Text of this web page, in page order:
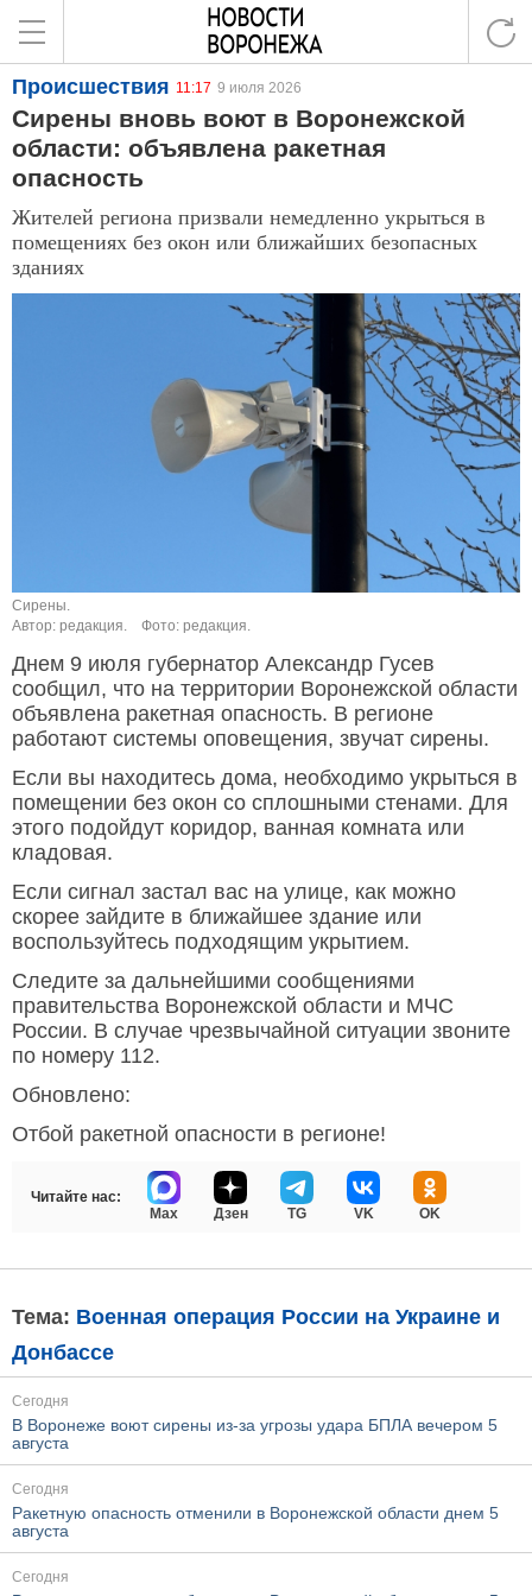
Происшествия 11:17 9 июля 2026
Сирены вновь воют в Воронежской
области: объявлена ракетная
опасность
Жителей региона призвали немедленно укрыться в
помещениях без окон или ближайших безопасных
зданиях
Сирены.
Автор: редакция.
Фото: редакция.
Днем 9 июля губернатор Александр Гусев
сообщил, что на территории Воронежской области
объявлена ракетная опасность. В регионе
работают системы оповещения, звучат сирены.
Если вы находитесь дома, необходимо укрыться в
помещении без окон со сплошными стенами. Для
этого подойдут коридор, ванная комната или
кладовая.
Если сигнал застал вас на улице, как можно
скорее зайдите в ближайшее здание или
воспользуйтесь подходящим укрытием.
Следите за дальнейшими сообщениями
правительства Воронежской области и МЧС
России. В случае чрезвычайной ситуации звоните
по номеру 112.
Обновлено:
Отбой ракетной опасности в регионе!
Читайте нас:
Max
Дзен TG VK OK
Тема: Военная операция России на Украине и
Донбассе
Сегодня
В Воронеже воют сирены из-за угрозы удара БПЛА вечером 5
августа
Сегодня
Ракетную опасность отменили в Воронежской области днем 5
августа
Сегодня